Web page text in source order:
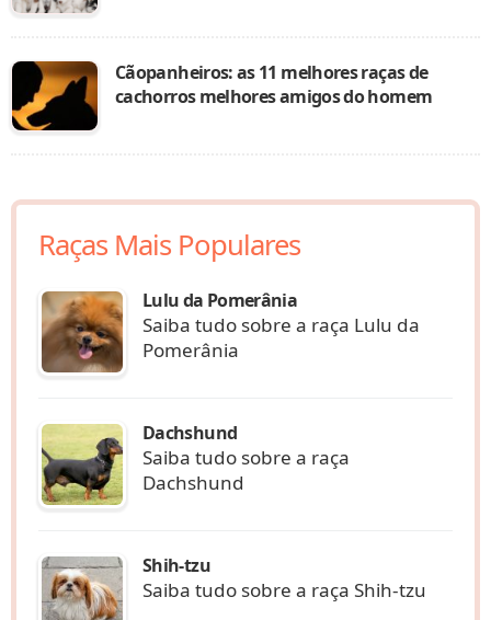
Cãopanheiros: as 11 melhores raças de
cachorros melhores amigos do homem
Raças Mais Populares
Lulu da Pomerânia
Saiba tudo sobre a raça Lulu da
Pomerânia
Dachshund
Saiba tudo sobre a raça
Dachshund
Shih-tzu
Saiba tudo sobre a raça Shih-tzu